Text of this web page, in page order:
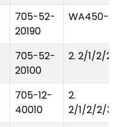
705-52-
20190
WA450-
705-52-
20100
2. 2/1/2/
705-12-
40010
2.
2/1/2/2/